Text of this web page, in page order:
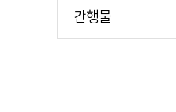
간행물